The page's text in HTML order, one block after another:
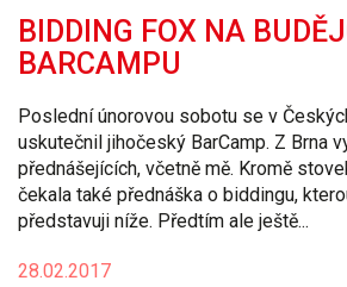
BIDDING FOX NA
BARCAMPU
Poslední únorovou sobotu se v
uskutečnil jihočeský BarCamp. Z Brna
přednášejících, včetně mě. Kromě
čekala také přednáška o biddingu,
představuji níže. Předtím ale ještě...
28.02.2017